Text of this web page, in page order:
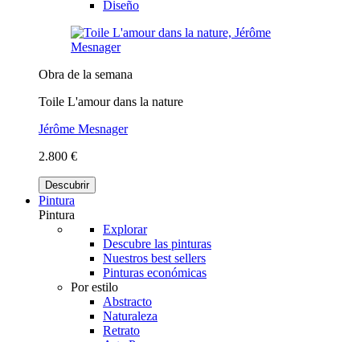
Diseño
Obra de la semana
Toile L'amour dans la nature
Jérôme Mesnager
2.800 €
Descubrir
Pintura
Pintura
Explorar
Descubre las pinturas
Nuestros best sellers
Pinturas económicas
Por estilo
Abstracto
Naturaleza
Retrato